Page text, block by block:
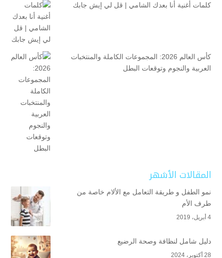
كلمات أغنية أنا بعدك الشامي | قل لي إيش جابك
كأس العالم 2026: المجموعات الكاملة والمنتخبات
العربية والنجوم وتوقعات البطل
المقالات الأشهر
نمو الطفل و طريقة التعامل مع الألام خاصة من
طرف الأم
4 أبريل، 2019
دليل شامل لنظافة وصحة الرضيع
28 أكتوبر، 2024